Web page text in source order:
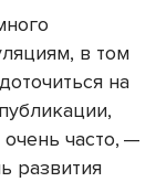
в том
на
часто, —
развития